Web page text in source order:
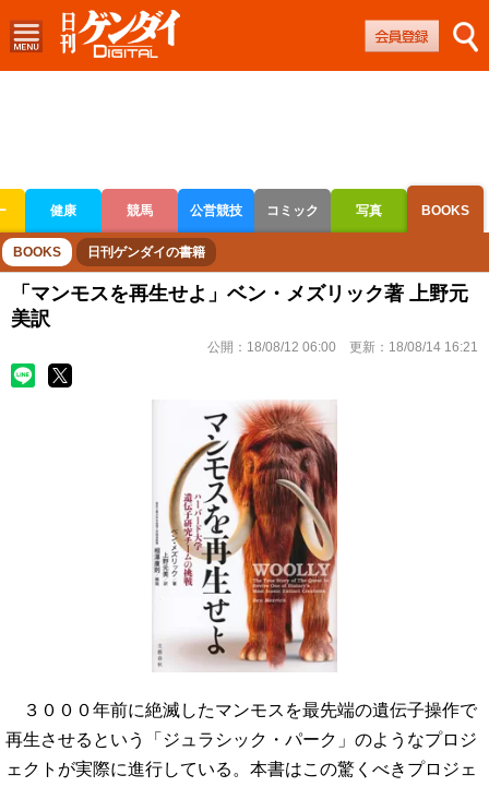
健康 競馬 公営競技 コミック 写真 BOOKS
ボートレース 競輪 オートレース
BOOKS 日刊ゲンダイの書籍
「マンモスを再生せよ」ベン・メズリック著 上野元
美訳
公開： 18/08/12 06:00 更新： 18/08/14 16:21
３０００年前に絶滅したマンモスを最先端の遺伝子操作で
再生させるという「ジュラシック・パーク」のようなプロジ
ェクトが実際に進行している。本書はこの驚くべきプロジェ